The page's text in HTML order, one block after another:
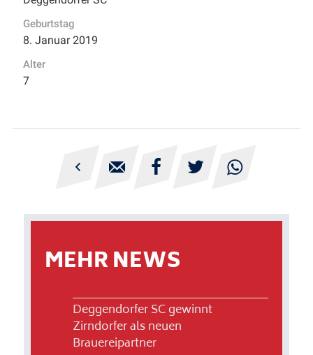
Geburtstag
8. Januar 2019
Alter
7
    
MEHR NEWS
Deggendorfer SC gewinnt
Zirndorfer als neuen
Brauereipartner